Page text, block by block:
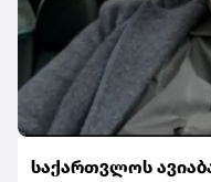
საქართვლოს